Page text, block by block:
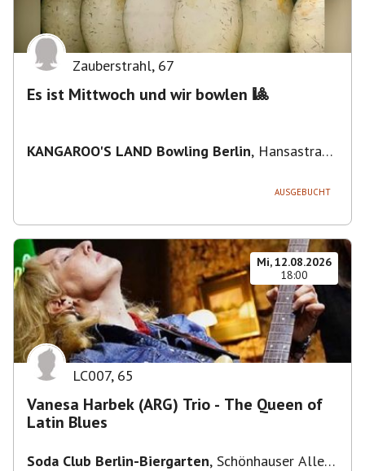
Zauberstrahl, 67
Es ist Mittwoch und wir bowlen 🎱
KANGAROO'S LAND Bowling Berlin, Hansastraße
AUSGEBUCHT
Mi, 12.08.2026
18:00
LC007, 65
Vanesa Harbek (ARG) Trio - The Queen of
Latin Blues
Soda Club Berlin-Biergarten, Schönhauser Allee